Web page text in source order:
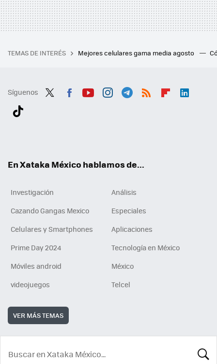
TEMAS DE INTERÉS Mejores celulares gama media agosto
Síguenos
En Xataka México hablamos de...
Investigación
Análisis
Cazando Gangas Mexico
Especiales
Celulares y Smartphones
Aplicaciones
Prime Day 2024
Tecnología en México
Móviles android
México
videojuegos
Telcel
VER MÁS TEMAS